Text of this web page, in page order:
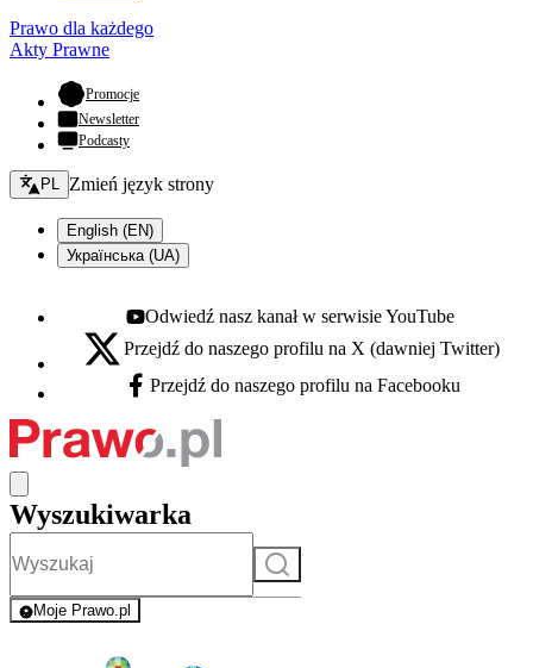
Prawo dla każdego
Akty Prawne
Promocje- otwiera się w nowej karcie
Newsletter
Podcasty
Zmień język - bieżący:
PL Zmień język strony
English (EN)
Українська (UA)
Youtube - otwiera się w nowej karcie
Odwiedź nasz kanał w serwisie YouTube
X - otwiera się w nowej karcie
Przejdź do naszego profilu na X (dawniej Twitter)
Facebook - otwiera się w nowej karcie
Przejdź do naszego profilu na Facebooku
Wyszukiwarka
Szukaj
Moje Prawo.pl
- rejestracja i logowanie do serwisu